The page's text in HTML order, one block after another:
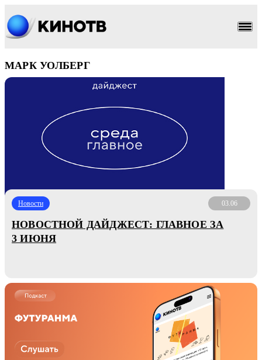
МАРК УОЛБЕРГ
Новости 03.06
НОВОСТНОЙ ДАЙДЖЕСТ: ГЛАВНОЕ ЗА
3 ИЮНЯ